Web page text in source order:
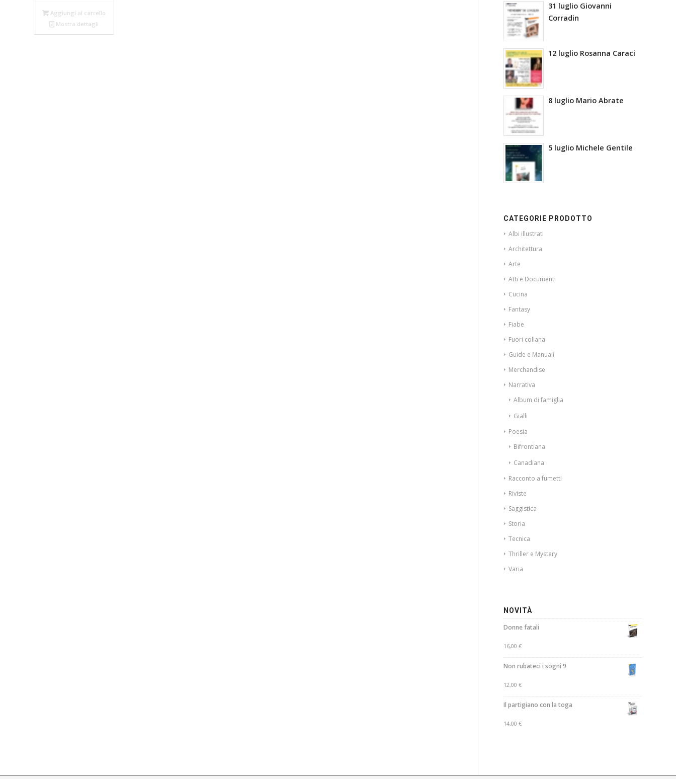
Aggiungi al carrello
Mostra dettagli
31 luglio Giovanni
Corradin
12 luglio Rosanna Caraci
8 luglio Mario Abrate
5 luglio Michele Gentile
CATEGORIE PRODOTTO
Albi illustrati
Architettura
Arte
Atti e Documenti
Cucina
Fantasy
Fiabe
Fuori collana
Guide e Manuali
Merchandise
Narrativa
Album di famiglia
Gialli
Poesia
Bifrontiana
Canadiana
Racconto a fumetti
Riviste
Saggistica
Storia
Tecnica
Thriller e Mystery
Varia
NOVITÀ
Donne fatali
16,00€
Non rubateci i sogni 9
12,00€
Il partigiano con la toga
14,00€